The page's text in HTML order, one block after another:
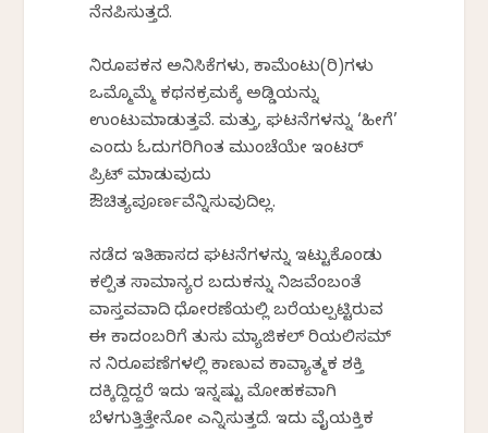
ನೆನಪಿಸುತ್ತದೆ.
ನಿರೂಪಕನ ಅನಿಸಿಕೆಗಳು, ಕಾಮೆಂಟು(ರಿ)ಗಳು
ಒಮ್ಮೊಮ್ಮೆ ಕಥನಕ್ರಮಕ್ಕೆ ಅಡ್ಡಿಯನ್ನು
ಉಂಟುಮಾಡುತ್ತವೆ. ಮತ್ತು, ಘಟನೆಗಳನ್ನು ‘ಹೀಗೆ’
ಎಂದು ಓದುಗರಿಗಿಂತ ಮುಂಚೆಯೇ ಇಂಟರ್
ಪ್ರಿಟ್ ಮಾಡುವುದು
ಔಚಿತ್ಯಪೂರ್ಣವೆನ್ನಿಸುವುದಿಲ್ಲ.
ನಡೆದ ಇತಿಹಾಸದ ಘಟನೆಗಳನ್ನು ಇಟ್ಟುಕೊಂಡು
ಕಲ್ಪಿತ ಸಾಮಾನ್ಯರ ಬದುಕನ್ನು ನಿಜವೆಂಬಂತೆ
ವಾಸ್ತವವಾದಿ ಧೋರಣೆಯಲ್ಲಿ ಬರೆಯಲ್ಪಟ್ಟಿರುವ
ಈ ಕಾದಂಬರಿಗೆ ತುಸು ಮ್ಯಾಜಿಕಲ್ ರಿಯಲಿಸಮ್
ನ ನಿರೂಪಣೆಗಳಲ್ಲಿ ಕಾಣುವ ಕಾವ್ಯಾತ್ಮಕ ಶಕ್ತಿ
ದಕ್ಕಿದ್ದಿದ್ದರೆ ಇದು ಇನ್ನಷ್ಟು ಮೋಹಕವಾಗಿ
ಬೆಳಗುತ್ತಿತ್ತೇನೋ ಎನ್ನಿಸುತ್ತದೆ. ಇದು ವೈಯಕ್ತಿಕ